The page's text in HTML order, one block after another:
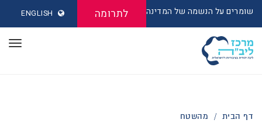
שומרים על הנשמה של המדינה לתרומה ENGLISH
דף הבית / מהשטח